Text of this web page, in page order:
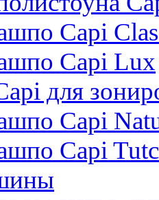
Capi
Capi Lux
для
Capi
Capi